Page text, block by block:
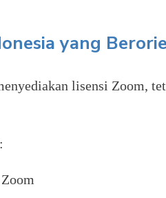
yang
lisensi Zoom,
: